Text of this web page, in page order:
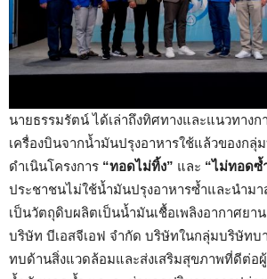
นายธรรมรัตน์ ได้เล่าถึงทิศทางและแนวทางก
เครื่องบินจากน้ำมันปรุงอาหารใช้แล้วของกลุ่
ดำเนินโครงการ “ทอดไม่ทิ้ง” และ “ไม่ทอดซ้
ประชาชนไม่ใช้น้ำมันปรุงอาหารซ้ำและนำมา
เป็นวัตถุดิบผลิตเป็นน้ำมันเชื้อเพลิงอากาศยา
บริษัท บีเอสจีเอฟ จำกัด บริษัทในกลุ่มบริษัทบ
ทบด้านสิ่งแวดล้อมและส่งเสริมสุขภาพที่ดีต่อ